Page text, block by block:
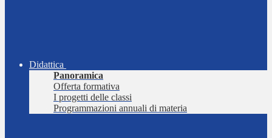
Didattica
Panoramica
Offerta formativa
I progetti delle classi
Programmazioni annuali di materia